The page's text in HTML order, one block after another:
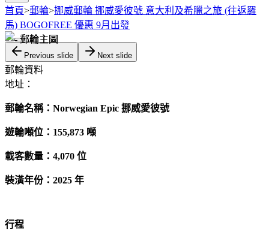
首頁>郵輪>挪威郵輪 挪威愛彼號 意大利及希臘之旅 (往返羅
馬) BOGOFREE 優惠 9月出發
Previous slide Next slide
郵輪資料
地址：
郵輪名稱：Norwegian Epic 挪威愛彼號
遊輪噸位：155,873 噸
載客數量：4,070 位
裝潢年份：2025 年
行程